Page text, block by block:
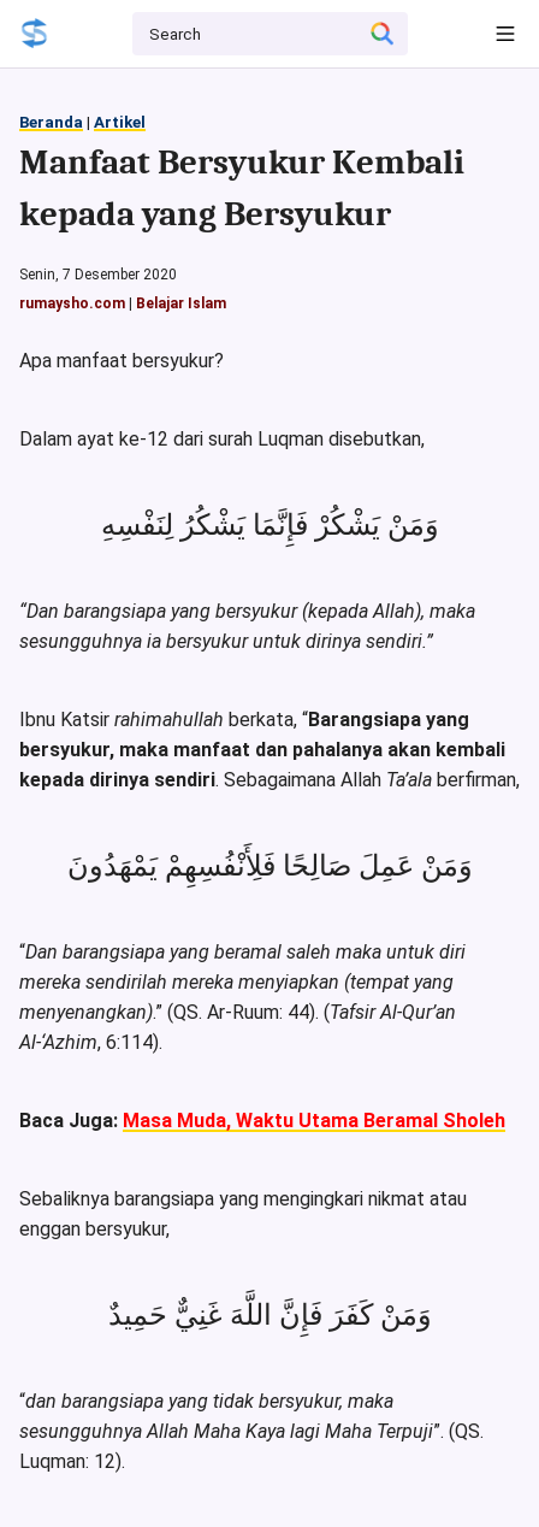
Beranda | Artikel
Manfaat Bersyukur Kembali
kepada yang Bersyukur
Senin, 7 Desember 2020
rumaysho.com
Belajar Islam
Apa manfaat bersyukur?
Dalam ayat ke-12 dari surah Luqman disebutkan,
وَمَنْ يَشْكُرْ فَإِنَّمَا يَشْكُرُ لِنَفْسِهِ
“Dan barangsiapa yang bersyukur (kepada Allah), maka
sesungguhnya ia bersyukur untuk dirinya sendiri.”
Ibnu Katsir rahimahullah berkata, “Barangsiapa yang
bersyukur, maka manfaat dan pahalanya akan kembali
kepada dirinya sendiri. Sebagaimana Allah Ta’ala berfirman,
وَمَنْ عَمِلَ صَالِحًا فَلِأَنْفُسِهِمْ يَمْهَدُونَ
“Dan barangsiapa yang beramal saleh maka untuk diri
mereka sendirilah mereka menyiapkan (tempat yang
menyenangkan).” (QS. Ar-Ruum: 44). (Tafsir Al-Qur’an
Al-‘Azhim, 6:114).
Baca Juga: Masa Muda, Waktu Utama Beramal Sholeh
Sebaliknya barangsiapa yang mengingkari nikmat atau
enggan bersyukur,
وَمَنْ كَفَرَ فَإِنَّ اللَّهَ غَنِيٌّ حَمِيدٌ
“dan barangsiapa yang tidak bersyukur, maka
sesungguhnya Allah Maha Kaya lagi Maha Terpuji”. (QS.
Luqman: 12).